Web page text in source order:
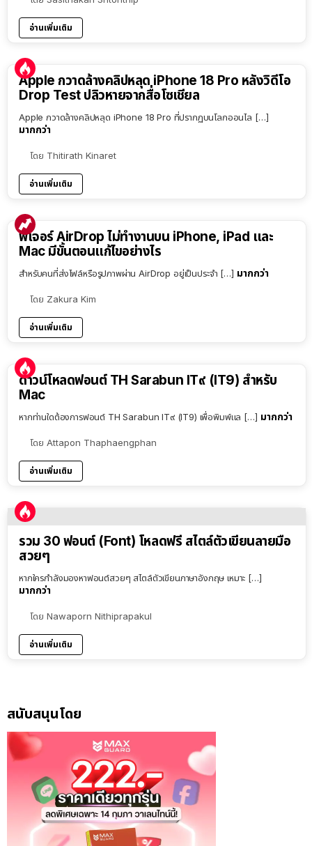
อ่านเพิ่มเติม
Apple กวาดล้างคลิปหลุด iPhone 18 Pro หลังวิดีโอ
Drop Test ปลิวหายจากสื่อโซเชียล
Apple กวาดล้างคลิปหลุด iPhone 18 Pro ที่ปรากฏบนโลกออนไล […]
มากกว่า
โดย Thitirath Kinaret
อ่านเพิ่มเติม
ฟีเจอร์ AirDrop ไม่ทำงานบน iPhone, iPad และ
Mac มีขั้นตอนแก้ไขอย่างไร
สำหรับคนที่ส่งไฟล์หรือรูปภาพผ่าน AirDrop อยู่เป็นประจำ […] มากกว่า
โดย Zakura Kim
อ่านเพิ่มเติม
ดาวน์โหลดฟอนต์ TH Sarabun IT๙ (IT9) สำหรับ
Mac
หากท่านใดต้องการฟอนต์ TH Sarabun IT๙ (IT9) เพื่อพิมพ์แล […] มากกว่า
โดย Attapon Thaphaengphan
อ่านเพิ่มเติม
รวม 30 ฟอนต์ (Font) โหลดฟรี สไตล์ตัวเขียนลายมือ
สวยๆ
หากใครกำลังมองหาฟอนต์สวยๆ สไตล์ตัวเขียนภาษาอังกฤษ เหมาะ […]
มากกว่า
โดย Nawaporn Nithiprapakul
อ่านเพิ่มเติม
สนับสนุนโดย